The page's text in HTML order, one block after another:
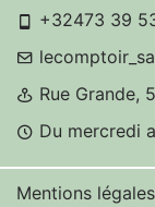
+32473 39
Rue Grande,
Du mercredi
Mentions légales